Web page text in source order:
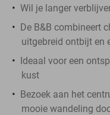
Wil je langer
De B&B combineert
uitgebreid ontbijt en
Ideaal voor een
kust
Bezoek aan het
mooie wandeling